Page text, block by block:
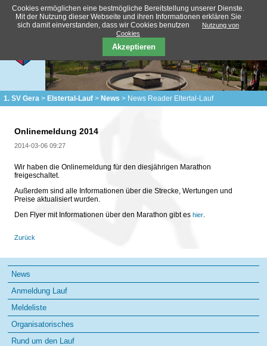
1. SV Gera Elstertal-Lauf News News Reader Eltertal-Lauf
Onlinemeldung 2014
2014-03-06 09:27
Wir haben die Onlinemeldung für den diesjährigen Marathon
freigeschaltet.
Außerdem sind alle Informationen über die Strecke, Wertungen und
Preise aktualisiert wurden.
Den Flyer mit Informationen über den Marathon gibt es hier.
Zurück
Navigation
überspringen
News
Anmeldung Lauf
Meldeliste
Organisatorisches
Rund um den Lauf
Cookies ermöglichen eine bestmögliche Bereitstellung unserer Dienste.
Mit der Nutzung dieser Webseite und ihren Informationen erklären Sie
sich damit einverstanden, dass wir Cookies benutzen
Nutzung von
Cookies
Akzeptieren